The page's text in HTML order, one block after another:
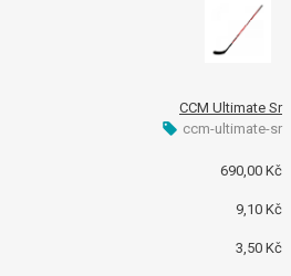
CCM Ultimate Sr
ccm-ultimate-sr
690,00 Kč
9,10 Kč
3,50 Kč